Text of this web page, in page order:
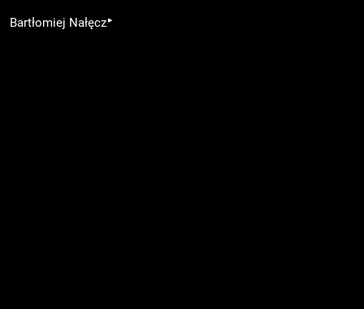
Bartłomiej Nałęcz▸